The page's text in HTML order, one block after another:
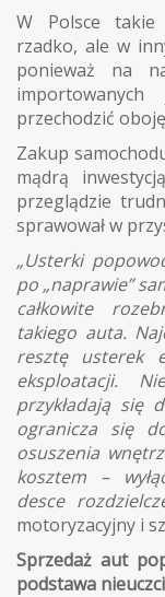
W Polsce takie
rzadko, ale w
ponieważ na
przechodzić
Zakup
mądrą
przeglądzie
sprawował w
„Usterki
po „naprawie”
całkowite
takiego auta.
resztę usterek
eksploatacji.
przykładają się
ogranicza się
osuszenia
kosztem –
desce
motoryzacyjny i
Sprzedaż aut
podstawa